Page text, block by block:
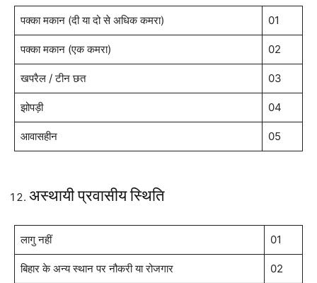
पक्का मकान (दी या दो से अधिक कमरा) 01
पक्का मकान (एक कमरा) 02
खपरैल / टीन छत 03
झोपड़ी 04
आवासहीन 05
अस्थायी प्रवासीय स्थिति
लागु नहीं 01
बिहार के अन्य स्थान पर नौकरी या रोजगार 02